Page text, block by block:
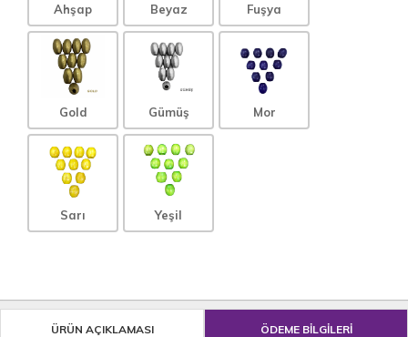
Ahşap Beyaz Fuşya
Gold Gümüş Mor
Sarı Yeşil
ÜRÜN AÇIKLAMASI ÖDEME BİLGİLERİ